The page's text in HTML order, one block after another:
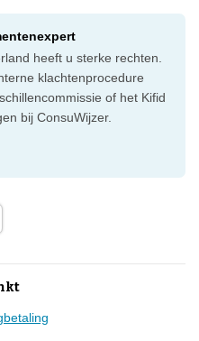
heeft u sterke rechten.
klachtenprocedure
of het Kifid
bij ConsuWijzer.